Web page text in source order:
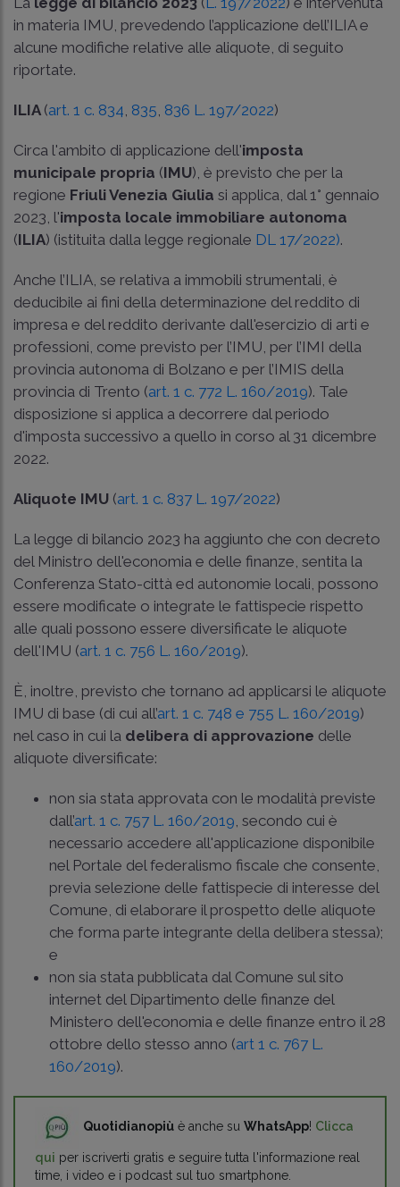
in materia IMU, prevedendo l’applicazione dell’ILIA e
alcune modifiche relative alle aliquote, di seguito
riportate.
ILIA (art. 1 c. 834 835 836 L. 197/2022)
Circa l'ambito di applicazione dell'imposta
municipale propria (IMU), è previsto che per la
regione Friuli Venezia Giulia si applica, dal 1° gennaio
2023, l'imposta locale immobiliare autonoma
(ILIA) (istituita dalla legge regionale DL 17/2022).
Anche l’ILIA, se relativa a immobili strumentali, è
deducibile ai fini della determinazione del reddito di
impresa e del reddito derivante dall'esercizio di arti e
professioni, come previsto per l’IMU, per l’IMI della
provincia autonoma di Bolzano e per l’IMIS della
provincia di Trento (art. 1 c. 772 L. 160/2019). Tale
disposizione si applica a decorrere dal periodo
d'imposta successivo a quello in corso al 31 dicembre
2022.
Aliquote IMU (art. 1 c. 837 L. 197/2022)
La legge di bilancio 2023 ha aggiunto che con decreto
del Ministro dell'economia e delle finanze, sentita la
Conferenza Stato-città ed autonomie locali, possono
essere modificate o integrate le fattispecie rispetto
alle quali possono essere diversificate le aliquote
dell'IMU (art. 1 c. 756 L. 160/2019).
È, inoltre, previsto che tornano ad applicarsi le aliquote
IMU di base (di cui all’art. 1 c. 748 e 755 L. 160/2019)
nel caso in cui la delibera di approvazione delle
aliquote diversificate:
non sia stata approvata con le modalità previste
dall’art. 1 c. 757 L. 160/2019 , secondo cui è
necessario accedere all'applicazione disponibile
nel Portale del federalismo fiscale che consente,
previa selezione delle fattispecie di interesse del
Comune, di elaborare il prospetto delle aliquote
che forma parte integrante della delibera stessa);
e
non sia stata pubblicata dal Comune sul sito
internet del Dipartimento delle finanze del
Ministero dell'economia e delle finanze entro il 28
ottobre dello stesso anno (art 1 c. 767 L.
160/2019).
Quotidianopiù è anche su WhatsApp! Clicca
qui per iscriverti gratis e seguire tutta l'informazione real
time, i video e i podcast sul tuo smartphone.